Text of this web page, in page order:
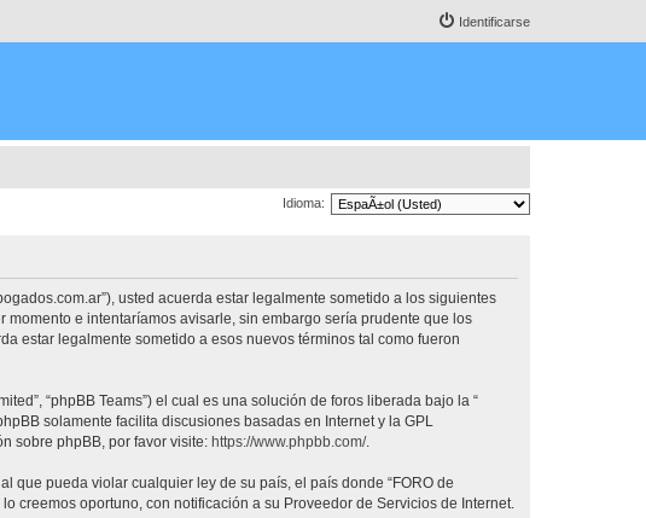
Identificarse
Idioma:
usted acuerda estar legalmente sometido a los siguientes
momento e intentaríamos avisarle, sin embargo sería prudente que los
estar legalmente sometido a esos nuevos términos tal como fueron
“phpBB Teams”) el cual es una solución de foros liberada bajo la “
solamente facilita discusiones basadas en Internet y la GPL
sobre phpBB, por favor visite: https://www.phpbb.com/.
que pueda violar cualquier ley de su país, el país donde “FORO de
creemos oportuno, con notificación a su Proveedor de Servicios de Internet.